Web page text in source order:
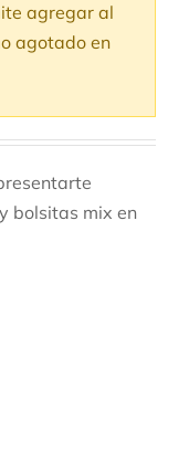
agregar al
agotado en
bolsitas mix en